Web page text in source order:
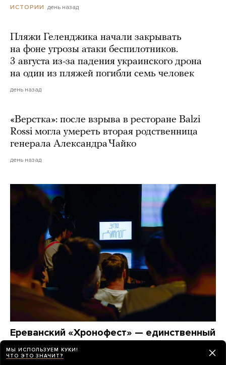
ИСТОРИИ день назад
Пляжи Геленджика начали закрывать
на фоне угрозы атаки беспилотников.
3 августа из-за падения украинского дрона
на один из пляжей погибли семь человек
день назад
«Верстка»: после взрыва в ресторане Balzi
Rossi могла умереть вторая родственница
генерала Александра Чайко
день назад
Ереванский «Хронофест» — единственный
театральный фестиваль, в афише
которого есть и спектакли из России,
МЫ ИСПОЛЬЗУЕМ КУКИ!
ЧТО ЭТО ЗНАЧИТ?